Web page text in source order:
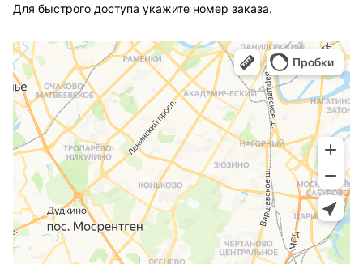
Для быстрого доступа укажите номер заказа.